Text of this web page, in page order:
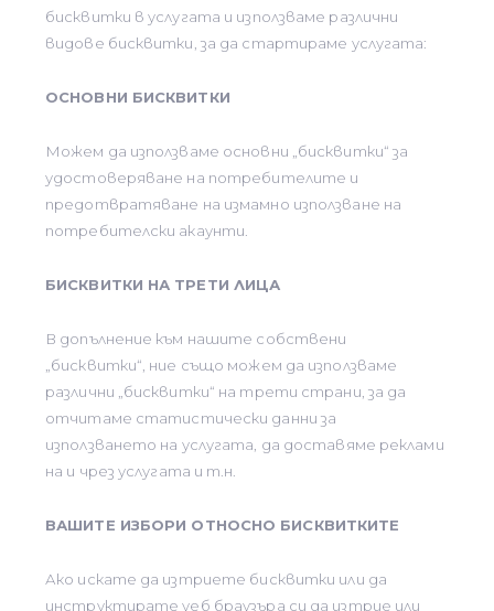
бисквитки в услугата и използваме различни
видове бисквитки, за да стартираме услугата:
ОСНОВНИ БИСКВИТКИ
Можем да използваме основни „бисквитки“ за
удостоверяване на потребителите и
предотвратяване на измамно използване на
потребителски акаунти.
БИСКВИТКИ НА ТРЕТИ ЛИЦА
В допълнение към нашите собствени
„бисквитки“, ние също можем да използваме
различни „бисквитки“ на трети страни, за да
отчитаме статистически данни за
използването на услугата, да доставяме реклами
на и чрез услугата и т.н.
ВАШИТЕ ИЗБОРИ ОТНОСНО БИСКВИТКИТЕ
Ако искате да изтриете бисквитки или да
инструктирате уеб браузъра си да изтрие или